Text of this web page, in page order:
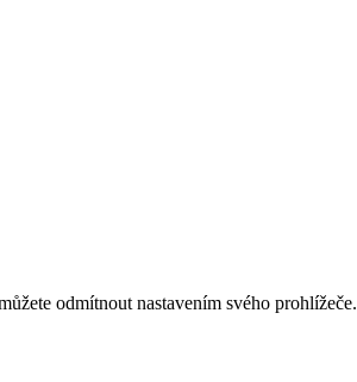
odmítnout nastavením svého prohlížeče.